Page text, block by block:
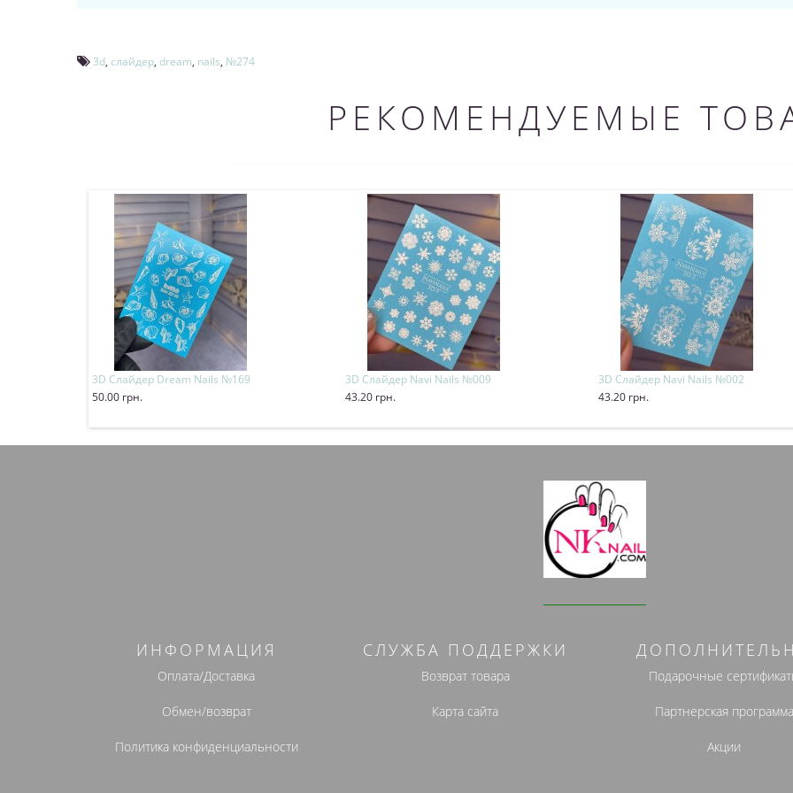
3d, слайдер, dream, nails, №274
РЕКОМЕНДУЕМЫЕ
3D Слайдер Dream Nails №169
50.00 грн.
3D Слайдер Navi Nails №009
43.20 грн.
3D Слайдер Navi Nails №002
43.20 грн.
ИНФОРМАЦИЯ
Оплата/Доставка
Обмен/возврат
Политика конфиденциальности
СЛУЖБА ПОДДЕРЖКИ
Возврат товара
Карта сайта
Подарочные
Партнерская программа
Акции